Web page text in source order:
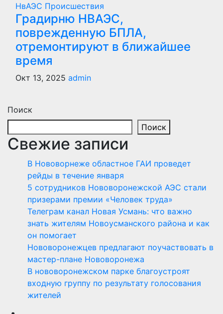
НвАЭС Происшествия
Градирню НВАЭС,
поврежденную БПЛА,
отремонтируют в ближайшее
время
Окт 13, 2025 admin
Поиск
Поиск
Свежие записи
В Нововорнеже областное ГАИ проведет
рейды в течение января
5 сотрудников Нововоронежской АЭС стали
призерами премии «Человек труда»
Телеграм канал Новая Усмань: что важно
знать жителям Новоусманского района и как
он помогает
Нововоронежцев предлагают поучаствовать в
мастер-плане Нововоронежа
В нововоронежском парке благоустроят
входную группу по результату голосования
жителей